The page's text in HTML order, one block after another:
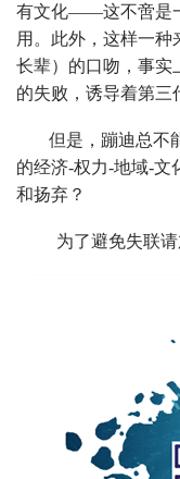
有文化——这不啻是
用。此外，这样一种
长辈）的口吻，事实
的失败，诱导着第三
但是，蹦迪总不
的经济-权力-地域-文
和扬弃？
为了避免失联